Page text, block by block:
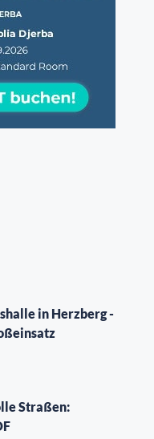
in Herzberg -
Straßen: